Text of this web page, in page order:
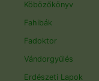
Köbözőkönyv
Fahibák
Fadoktor
Vándorgyűlés
Erdészeti Lapok